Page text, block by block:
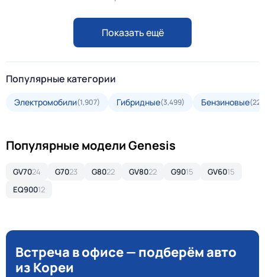
Показать ещё
Популярные категории
Электромобили(1,907) Гибридные(3,499) Бензиновые
Популярные модели Genesis
GV7024 G7023 G8022 GV8022 G9015 GV6015
EQ90012
Встреча в офисе — подберём авто
из Кореи